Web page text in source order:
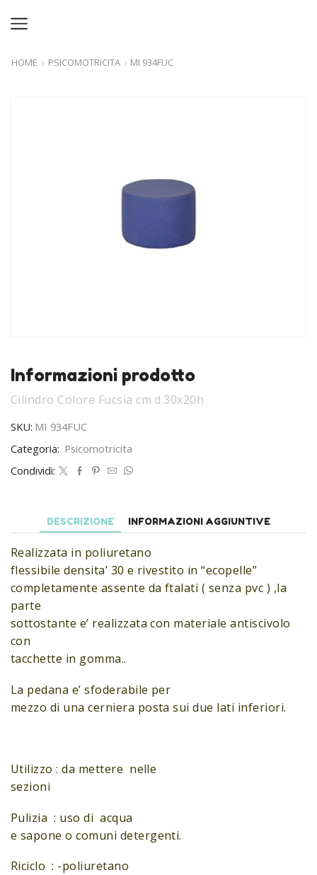
HOME PSICOMOTRICITA MI 934FUC
Informazioni prodotto
Cilindro Colore Fucsia cm d.30x20h
SKU: MI 934FUC
Categoria: Psicomotricita
Condividi:
DESCRIZIONE INFORMAZIONI AGGIUNTIVE
Realizzata in poliuretano
flessibile densita’ 30 e rivestito in “ecopelle”
completamente assente da ftalati ( senza pvc ) ,la
parte
sottostante e’ realizzata con materiale antiscivolo
con
tacchette in gomma..
La pedana e’ sfoderabile per
mezzo di una cerniera posta sui due lati inferiori.
Utilizzo : da mettere nelle
sezioni
Pulizia : uso di acqua
e sapone o comuni detergenti.
Riciclo : -poliuretano